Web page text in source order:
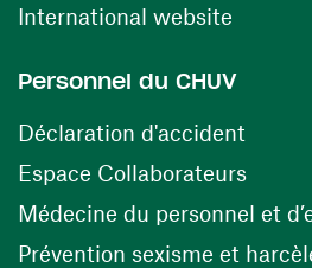
International website
Personnel du CHUV
Déclaration d'accident
Espace Collaborateurs
Médecine du personnel et
Prévention sexisme et